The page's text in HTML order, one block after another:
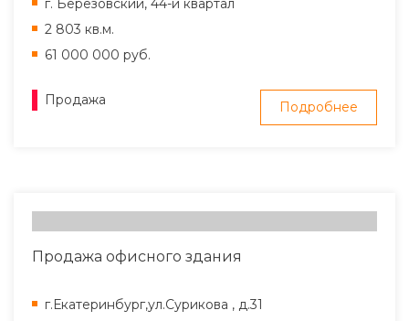
г. Берёзовский, 44-й квартал
2 803 кв.м.
61 000 000 руб.
Продажа Подробнее
Продажа офисного здания
г.Екатеринбург,ул.Сурикова , д.31